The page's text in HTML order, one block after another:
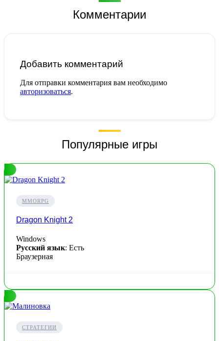
Комментарии
Добавить комментарий
Для отправки комментария вам необходимо
авторизоваться.
Популярные игры
MMORPG
Dragon Knight 2
Windows
Русский язык: Есть
Браузерная
СТРАТЕГИИ